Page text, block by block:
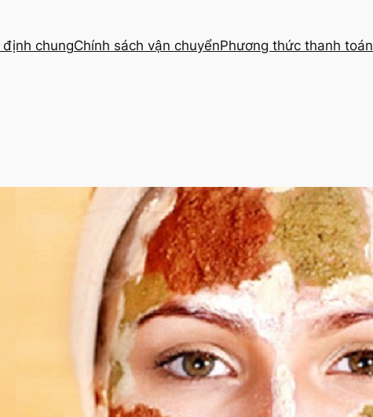
chungChính sách vận chuyểnPhương thức thanh toán